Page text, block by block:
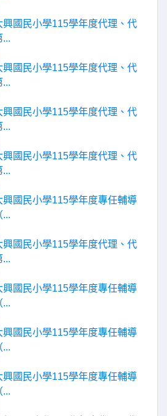
國民小學115學年度代理、代
...
國民小學115學年度代理、代
...
國民小學115學年度代理、代
...
國民小學115學年度代理、代
...
國民小學115學年度專任輔導
...
國民小學115學年度代理、代
...
國民小學115學年度專任輔導
...
國民小學115學年度專任輔導
...
國民小學115學年度專任輔導
...